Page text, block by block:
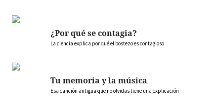
¿Por qué se contagia?
La ciencia explica por qué el bostezo es contagioso
Tu memoria y la música
Esa canción antigua que no olvidas tiene una explicación